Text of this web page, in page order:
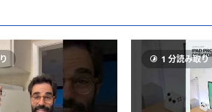
1 分読み取り